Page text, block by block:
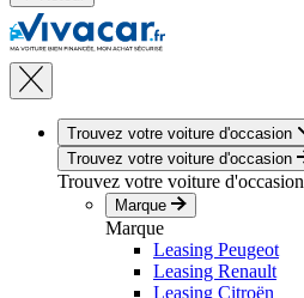
Trouvez votre voiture d'occasion
Trouvez votre voiture d'occasion
Trouvez votre voiture d'occasion
Marque
Marque
Leasing Peugeot
Leasing Renault
Leasing Citroën